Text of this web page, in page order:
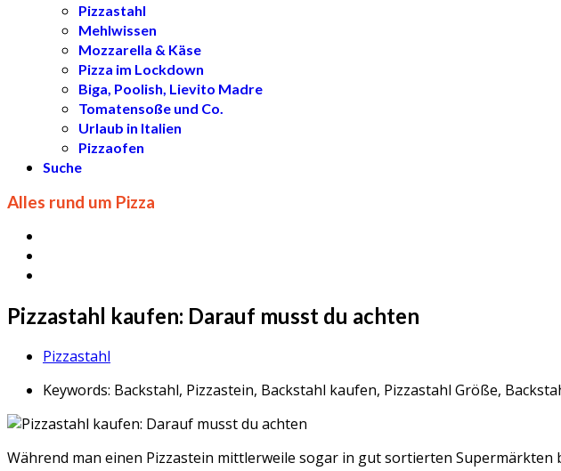
Pizzastahl
Mehlwissen
Mozzarella & Käse
Pizza im Lockdown
Biga, Poolish, Lievito Madre
Tomatensoße und Co.
Urlaub in Italien
Pizzaofen
Suche
Alles rund um Pizza
Pizzastahl kaufen: Darauf musst du achten
Pizzastahl
Keywords: Backstahl, Pizzastein, Backstahl kaufen, Pizzastahl Größe,
Während man einen Pizzastein mittlerweile sogar in gut sortierten